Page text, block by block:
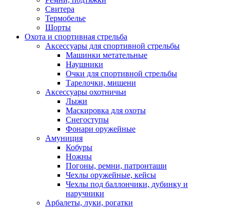
Свитера
Термобелье
Шорты
Охота и спортивная стрельба
Аксессуары для спортивной стрельбы
Машинки метательные
Наушники
Очки для спортивной стрельбы
Тарелочки, мишени
Аксессуары охотничьи
Лыжи
Маскировка для охоты
Снегоступы
Фонари оружейные
Амуниция
Кобуры
Ножны
Погоны, ремни, патронташи
Чехлы оружейные, кейсы
Чехлы под баллончики, дубинку и
наручники
Арбалеты, луки, рогатки